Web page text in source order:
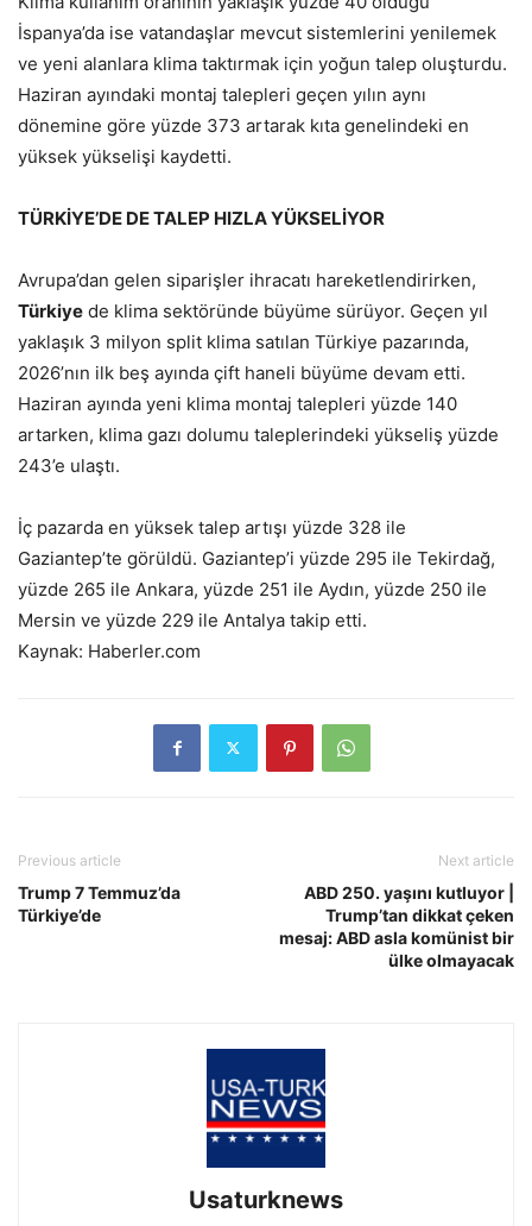
İspanya’da ise vatandaşlar mevcut sistemlerini yenilemek
ve yeni alanlara klima taktırmak için yoğun talep oluşturdu.
Haziran ayındaki montaj talepleri geçen yılın aynı
dönemine göre yüzde 373 artarak kıta genelindeki en
yüksek yükselişi kaydetti.
TÜRKİYE’DE DE TALEP HIZLA YÜKSELİYOR
Avrupa’dan gelen siparişler ihracatı hareketlendirirken,
Türkiye de klima sektöründe büyüme sürüyor. Geçen yıl
yaklaşık 3 milyon split klima satılan Türkiye pazarında,
2026’nın ilk beş ayında çift haneli büyüme devam etti.
Haziran ayında yeni klima montaj talepleri yüzde 140
artarken, klima gazı dolumu taleplerindeki yükseliş yüzde
243’e ulaştı.
İç pazarda en yüksek talep artışı yüzde 328 ile
Gaziantep’te görüldü. Gaziantep’i yüzde 295 ile Tekirdağ,
yüzde 265 ile Ankara, yüzde 251 ile Aydın, yüzde 250 ile
Mersin ve yüzde 229 ile Antalya takip etti.
Kaynak: Haberler.com
Previous article
Trump 7 Temmuz’da
Türkiye’de
Next article
ABD 250. yaşını kutluyor |
Trump’tan dikkat çeken
mesaj: ABD asla komünist bir
ülke olmayacak
Usaturknews